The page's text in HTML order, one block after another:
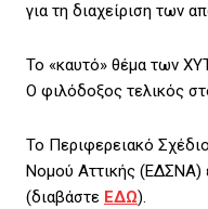
για τη διαχείριση των
Το «καυτό» θέμα των
Ο φιλόδοξος τελικός
Το Περιφερειακό
Νομού Αττικής (ΕΔΣΝΑ)
(διαβάστε ΕΔΩ).